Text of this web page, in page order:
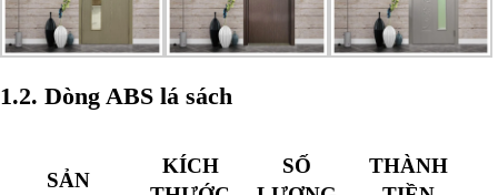
1.2. Dòng ABS lá sách
SẢN
KÍCH
SỐ
THÀNH